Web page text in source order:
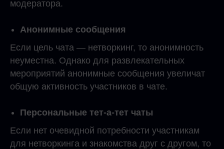
модератора.
Анонимные сообщения
Если цель чата — нетворкинг, то анонимность
неуместна. Однако для развлекательных
мероприятий анонимные сообщения увеличат
общую активность участников в чате.
Персональные тет-а-тет чаты
Если нет очевидной потребности участникам
для нетворкинга и знакомства друг с другом, то